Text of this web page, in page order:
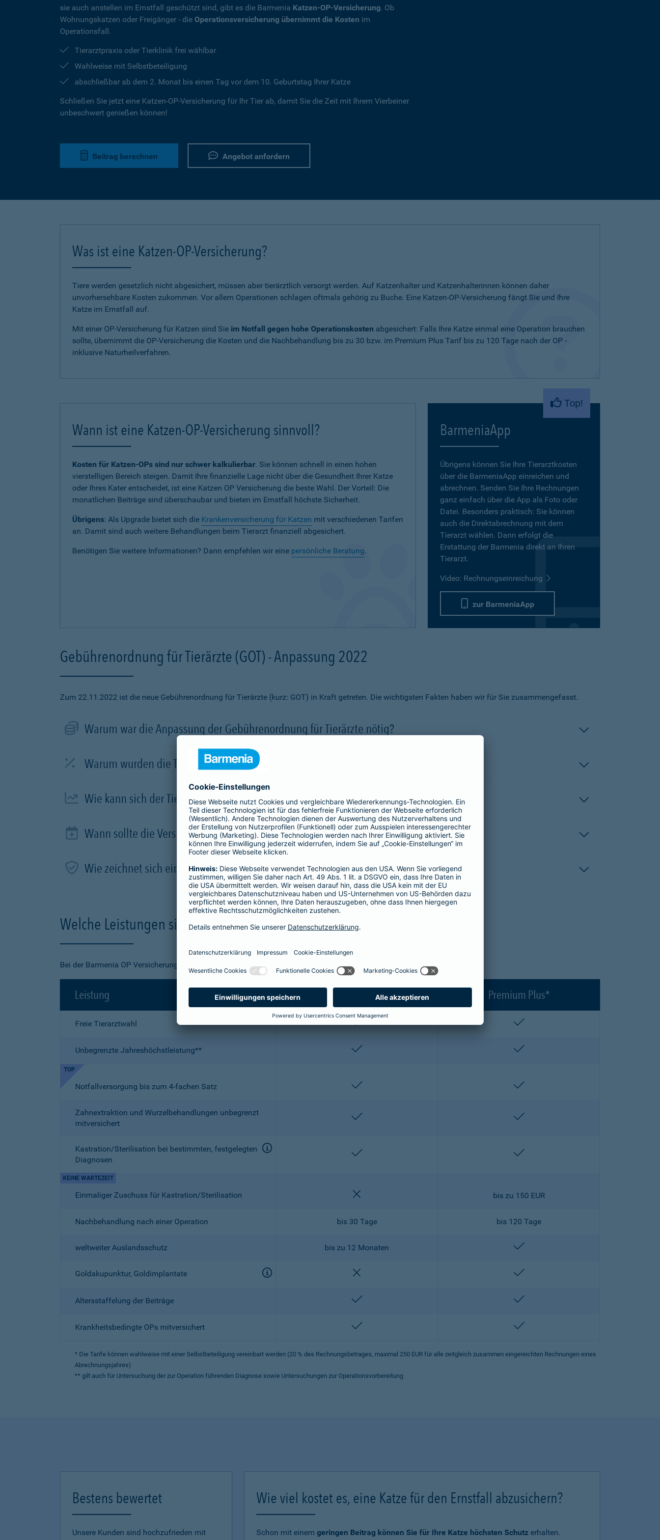
sie auch anstellen im Ernstfall geschützt sind, gibt es die Barmenia Katzen-OP-Versicherung. Ob
Wohnungskatzen oder Freigänger - die Operationsversicherung übernimmt die Kosten im
Operationsfall.
Tierarztpraxis oder Tierklinik frei wählbar
Wahlweise mit Selbstbeteiligung
abschließbar ab dem 2. Monat bis einen Tag vor dem 10. Geburtstag Ihrer Katze
Schließen Sie jetzt eine Katzen-OP-Versicherung für Ihr Tier ab, damit Sie die Zeit mit Ihrem Vierbeiner
unbeschwert genießen können!
Beitrag berechnen Angebot anfordern
Was ist eine Katzen-OP-Versicherung?
Tiere werden gesetzlich nicht abgesichert, müssen aber tierärztlich versorgt werden. Auf Katzenhalter und Katzenhalterinnen können daher
unvorhersehbare Kosten zukommen. Vor allem Operationen schlagen oftmals gehörig zu Buche. Eine Katzen-OP-Versicherung fängt Sie und Ihre
Katze im Ernstfall auf.
Mit einer OP-Versicherung für Katzen sind Sie im Notfall gegen hohe Operationskosten abgesichert: Falls Ihre Katze einmal eine Operation brauchen
sollte, übernimmt die OP-Versicherung die Kosten und die Nachbehandlung bis zu 30 bzw. im Premium Plus Tarif bis zu 120 Tage nach der OP -
inklusive Naturheilverfahren.
Wann ist eine Katzen-OP-Versicherung sinnvoll?
Kosten für Katzen-OPs sind nur schwer kalkulierbar. Sie können schnell in einen hohen
vierstelligen Bereich steigen. Damit Ihre finanzielle Lage nicht über die Gesundheit Ihrer Katze
oder Ihres Kater entscheidet, ist eine Katzen OP Versicherung die beste Wahl. Der Vorteil: Die
monatlichen Beiträge sind überschaubar und bieten im Ernstfall höchste Sicherheit.
Übrigens: Als Upgrade bietet sich die Krankenversicherung für Katzen mit verschiedenen Tarifen
an. Damit sind auch weitere Behandlungen beim Tierarzt finanziell abgesichert.
Benötigen Sie weitere Informationen? Dann empfehlen wir eine persönliche Beratung.
Top!
BarmeniaApp
Übrigens können Sie Ihre Tierarztkosten
über die BarmeniaApp einreichen und
abrechnen. Senden Sie Ihre Rechnungen
ganz einfach über die App als Foto oder
Datei. Besonders praktisch: Sie können
auch die Direktabrechnung mit dem
Tierarzt wählen. Dann erfolgt die
Erstattung der Barmenia direkt an Ihren
Tierarzt.
Video: Rechnungseinreichung
zur BarmeniaApp
Gebührenordnung für Tierärzte (GOT) - Anpassung 2022
Zum 22.11.2022 ist die neue Gebührenordnung für Tierärzte (kurz: GOT) in Kraft getreten. Die wichtigsten Fakten haben wir für Sie zusammengefasst.
Warum war die Anpassung der Gebührenordnung für Tierärzte nötig?
Warum wurden die Tierarztvergütungen erheblich angepasst?
Wie kann sich der Tierhalter vor steigenden Kosten schützen?
Wann sollte die Versicherung abgeschlossen werden?
Wie zeichnet sich ein guter Tarif aus?
Welche Leistungen sind in der OP-Versicherung für die Katze enthalten?
Bei der Barmenia OP Versicherung für Ihre Katze profitieren Sie von folgenden Leistungen:
Leistung Premium* Premium Plus*
Freie Tierarztwahl enthalten enthalten
Unbegrenzte Jahreshöchstleistung** enthalten enthalten
Notfallversorgung bis zum 4-fachen Satz
TOP
enthalten enthalten
Zahnextraktion und Wurzelbehandlungen unbegrenzt
mitversichert
enthalten enthalten
Kastration/Sterilisation bei bestimmten, festgelegten
Diagnosen
enthalten enthalten
Einmaliger Zuschuss für Kastration/Sterilisation
KEINE WARTEZEIT
bis zu 150 EUR
Nachbehandlung nach einer Operation bis 30 Tage bis 120 Tage
weltweiter Auslandsschutz bis zu 12 Monaten enthalten
Goldakupunktur, Goldimplantate enthalten
Altersstaffelung der Beiträge enthalten enthalten
Krankheitsbedingte OPs mitversichert enthalten enthalten
* Die Tarife können wahlweise mit einer Selbstbeteiligung vereinbart werden (20 % des Rechnungsbetrages, maximal 250 EUR für alle zeitgleich zusammen eingereichten Rechnungen eines
Abrechnungsjahres)
** gilt auch für Untersuchung der zur Operation führenden Diagnose sowie Untersuchungen zur Operationsvorbereitung
Bestens bewertet
Unsere Kunden sind hochzufrieden mit
Wie viel kostet es, eine Katze für den Ernstfall abzusichern?
Schon mit einem geringen Beitrag können Sie für Ihre Katze höchsten Schutzerhalten.